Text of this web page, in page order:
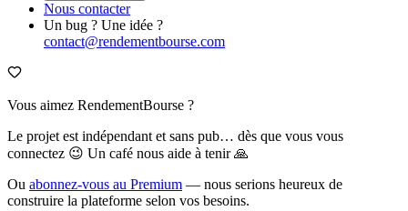
Nous contacter
Un bug ? Une idée ?
contact@rendementbourse.com
Vous aimez RendementBourse ?
Le projet est indépendant et sans pub… dès que vous vous
connectez 😉 Un café nous aide à tenir 🙏
Ou abonnez-vous au Premium — nous serions heureux de
construire la plateforme selon vos besoins.